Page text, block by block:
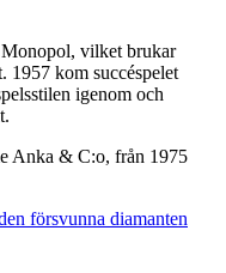
vilket brukar
1957 kom succéspelet
igenom och
Anka & C:o, från 1975
försvunna diamanten